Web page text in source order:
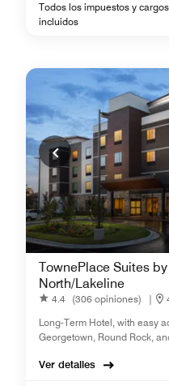
Todos los impuestos y
incluidos
TownePlace Suites
North/Lakeline
4.4 (306 opiniones) |
Long-Term Hotel, with easy
Georgetown, Round Rock,
Ver detalles